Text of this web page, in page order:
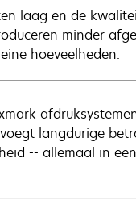
laag en de
minder
hoeveelheden.
langdurige
-- allemaal in